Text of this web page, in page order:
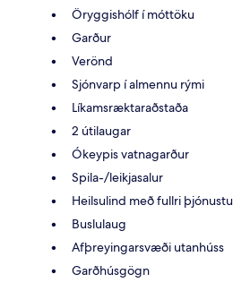
Öryggishólf í móttöku
Garður
Verönd
Sjónvarp í almennu rými
Líkamsræktaraðstaða
2 útilaugar
Ókeypis vatnagarður
Spila-/leikjasalur
Heilsulind með fullri þjónustu
Buslulaug
Afþreyingarsvæði utanhúss
Garðhúsgögn